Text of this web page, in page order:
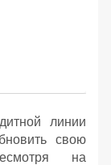
линии
свою
на